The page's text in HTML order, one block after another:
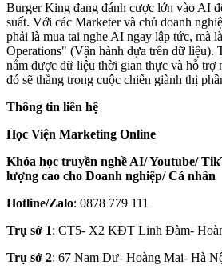
Burger King đang đánh cược lớn vào AI
suất. Với các Marketer và chủ doanh
phải là mua tai nghe AI ngay lập tức, mà
Operations" (Vận hành dựa trên dữ liệu).
nắm được dữ liệu thời gian thực và hỗ trợ
đó sẽ thắng trong cuộc chiến giành thị
Thông tin liên hệ
Học Viện Marketing Online
Khóa học truyền nghề AI/ Youtube/
lượng cao cho Doanh nghiệp/ Cá nhân
Hotline/Zalo: 0878 779 111
Trụ sở 1: CT5- X2 KĐT Linh Đàm-
Trụ sở 2: 67 Nam Dư- Hoàng Mai- Hà